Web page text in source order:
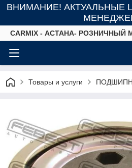
ВНИМАНИЕ! АКТУАЛЬНЫЕ
СARMIX - АСТАНА-
Товары и услуги